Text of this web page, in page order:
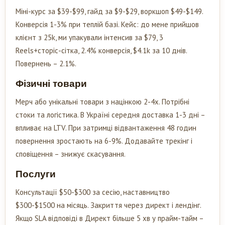
Міні-курс за $39-$99, гайд за $9-$29, воркшоп $49-$149.
Конверсія 1-3% при теплій базі. Кейс: до мене прийшов
клієнт з 25k, ми упакували інтенсив за $79, 3
Reels+сторіс-сітка, 2.4% конверсія, $4.1k за 10 днів.
Повернень – 2.1%.
Фізичні товари
Мерч або унікальні товари з націнкою 2-4x. Потрібні
стоки та логістика. В Україні середня доставка 1-3 дні –
впливає на LTV. При затримці відвантаження 48 годин
повернення зростають на 6-9%. Додавайте трекінг і
сповіщення – знижує скасування.
Послуги
Консультації $50-$300 за сесію, наставництво
$300-$1500 на місяць. Закриття через директ і лендінг.
Якщо SLA відповіді в Директ більше 5 хв у прайм-тайм –